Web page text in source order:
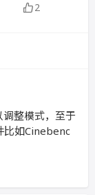
2
整模式，至于
比如Cinebenc